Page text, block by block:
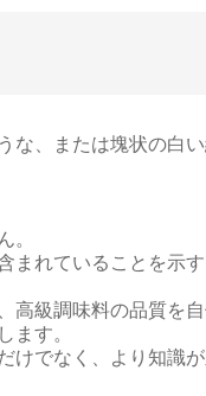
な、または塊状の白
まれていることを示
高級調味料の品質を
す。
けでなく、より知識